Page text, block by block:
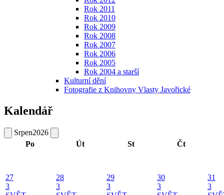
Rok 2011
Rok 2010
Rok 2009
Rok 2008
Rok 2007
Rok 2006
Rok 2005
Rok 2004 a starší
Kulturní dění
Fotografie z Knihovny Vlasty Javořické
Kalendář
Srpen2026
Po
Út St Čt
27
3
28
3
29
3
30
3
31
3